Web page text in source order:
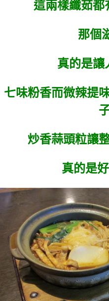
這兩樣纖茹都
那個
真的是
七味粉香而微辣提
炒香蒜頭粒讓
真的是